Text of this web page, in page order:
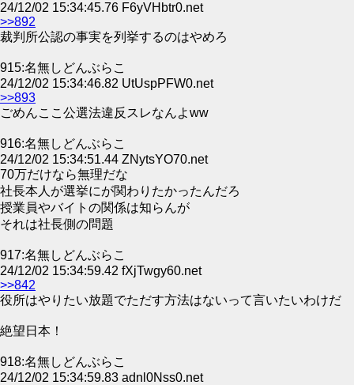
24/12/02 15:34:45.76 F6yVHbtr0.net
>>892
裁判所公認の事実を列挙するのはやめろ
915:名無しどんぶらこ
24/12/02 15:34:46.82 UtUspPFW0.net
>>893
ごめんここ公選法違反スレなんよww
916:名無しどんぶらこ
24/12/02 15:34:51.44 ZNytsYO70.net
70万だけなら無理だな
社長本人が選挙にが関わりたかったんだろ
授業員やバイトの関係は知らんが
それは社長側の問題
917:名無しどんぶらこ
24/12/02 15:34:59.42 fXjTwgy60.net
>>842
役所はやりたい放題でただす方法はないって言いたいわけだ
絶望日本！
918:名無しどんぶらこ
24/12/02 15:34:59.83 adnl0Nss0.net